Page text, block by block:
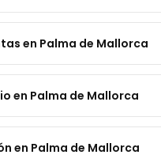
en Palma de Mallorca
en Palma de Mallorca
en Palma de Mallorca